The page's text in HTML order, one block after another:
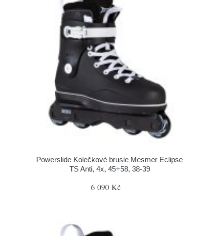
Powerslide Kolečkové brusle Mesmer Eclipse
TS Anti, 4x, 45+58, 38-39
6 090 Kč